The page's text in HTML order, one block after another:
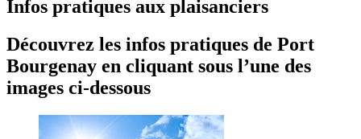
Infos pratiques aux plaisanciers
Découvrez les infos pratiques de Port
Bourgenay en cliquant sous l’une des
images ci-dessous